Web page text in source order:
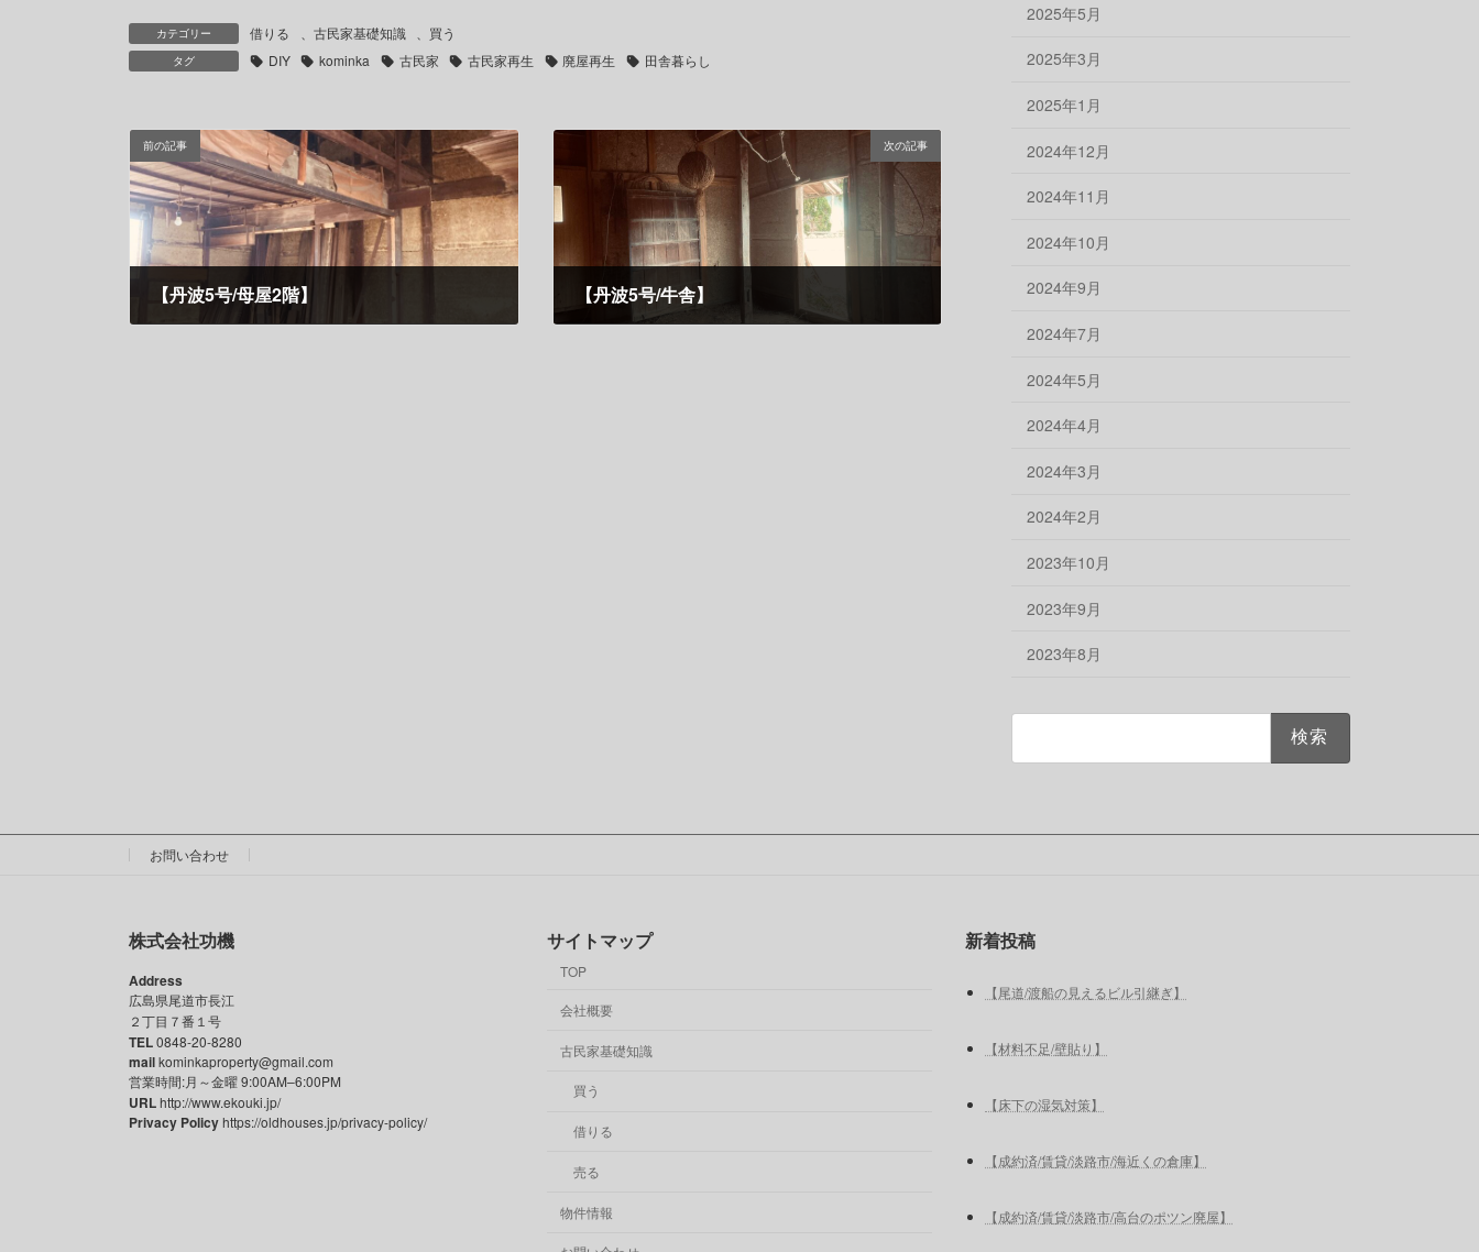
カテゴリー 借りる 古民家基礎知識 買う
タグ DIY kominka 古民家 古民家再生 廃屋再生 田舎暮らし
前の記事
【丹波5号/母屋2階】
次の記事
【丹波5号/牛舎】
2025年5月
2025年3月
2025年1月
2024年12月
2024年11月
2024年10月
2024年9月
2024年7月
2024年5月
2024年4月
2024年3月
2024年2月
2023年10月
2023年9月
2023年8月
お問い合わせ
株式会社功機
Address
広島県尾道市長江
２丁目７番１号
TEL0848-20-8280
mailkominkaproperty@gmail.com
営業時間:月～金曜 9:00AM–6:00PM
URLhttp://www.ekouki.jp/
Privacy Policyhttps://oldhouses.jp/privacy-policy/
サイトマップ
TOP
会社概要
古民家基礎知識
買う
借りる
売る
物件情報
新着投稿
【尾道/渡船の見えるビル引継ぎ】
【材料不足/壁貼り】
【床下の湿気対策】
【成約済/賃貸/淡路市/海近くの倉庫】
【成約済/賃貸/淡路市/高台のポツン廃屋】